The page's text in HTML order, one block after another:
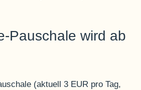
Pauschale wird ab
(aktuell 3 EUR pro Tag,